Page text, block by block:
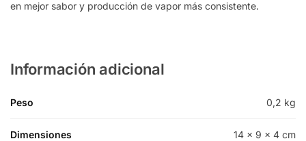
en mejor sabor y producción de vapor más consistente.
Información adicional
Peso 0,2 kg
Dimensiones 14 × 9 × 4 cm